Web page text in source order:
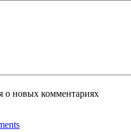
о новых комментариях